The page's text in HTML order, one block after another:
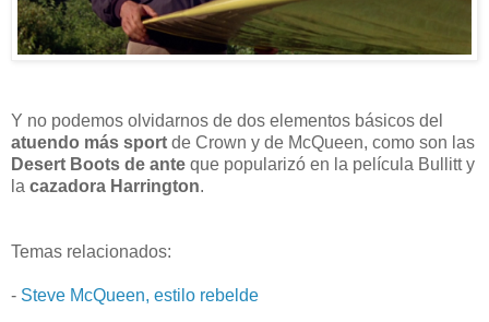
Y no podemos olvidarnos de dos elementos básicos del
atuendo más sport de Crown y de McQueen, como son las
Desert Boots de ante que popularizó en la película Bullitt y
la cazadora Harrington.
Temas relacionados:
- Steve McQueen, estilo rebelde